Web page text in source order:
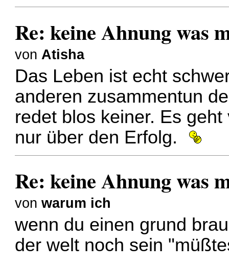
Re: keine Ahnung was
von Atisha
Das Leben ist echt
anderen zusammentun
redet blos keiner. Es
nur über den Erfolg.
Re: keine Ahnung was
vonwarum ich
wenn du einen grund
der welt noch sein